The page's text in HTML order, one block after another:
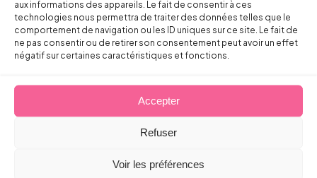
aux informations des appareils. Le fait de consentir à ces
technologies nous permettra de traiter des données telles que le
comportement de navigation ou les ID uniques sur ce site. Le fait de
ne pas consentir ou de retirer son consentement peut avoir un effet
négatif sur certaines caractéristiques et fonctions.
Accepter
Refuser
Voir les préférences
etc…).
formations dans l’enseignement
secondaire et supérieur